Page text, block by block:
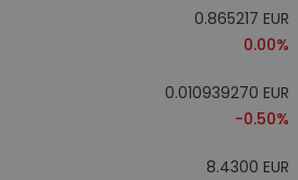
0.865217 EUR
0.00%
0.010939270 EUR
-0.50%
8.4300 EUR